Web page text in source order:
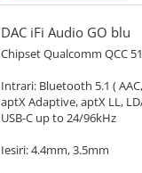
DAC iFi Audio GO blu
Chipset Qualcomm QCC
Intrari: Bluetooth 5.1 (
aptX Adaptive, aptX LL,
USB-C up to 24/96kHz
Iesiri: 4.4mm, 3.5mm